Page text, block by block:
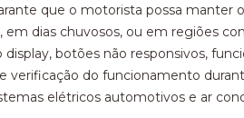
que o motorista possa
dias chuvosos, ou em regiões
botões não responsivos,
do funcionamento
elétricos automotivos e ar